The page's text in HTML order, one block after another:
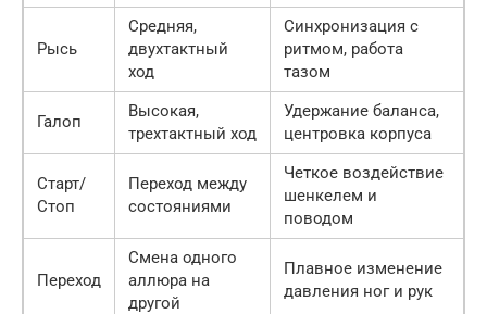
Рысь
Средняя,
двухтактный
ход
Синхронизация с
ритмом, работа
тазом
Галоп
Высокая,
трехтактный ход
Удержание баланса,
центровка корпуса
Старт/
Стоп
Переход между
состояниями
Четкое воздействие
шенкелем и
поводом
Переход
Смена одного
аллюра на
другой
Плавное изменение
давления ног и рук